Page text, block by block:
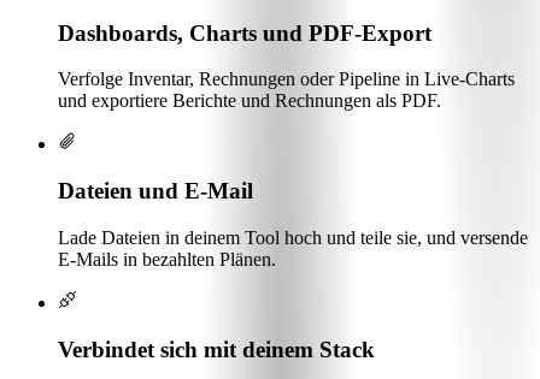
Dashboards, Charts und PDF-Export
Verfolge Inventar, Rechnungen oder Pipeline in Live-Charts
und exportiere Berichte und Rechnungen als PDF.
Dateien und E-Mail
Lade Dateien in deinem Tool hoch und teile sie, und versende
E-Mails in bezahlten Plänen.
Verbindet sich mit deinem Stack